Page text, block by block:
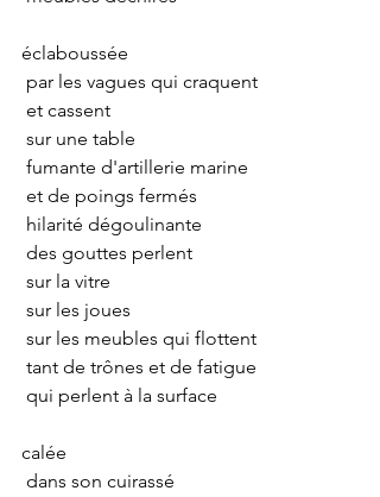
éclaboussée
par les vagues qui craquent
et cassent
sur une table
fumante d'artillerie marine
et de poings fermés
hilarité dégoulinante
des gouttes perlent
sur la vitre
sur les joues
sur les meubles qui flottent
tant de trônes et de fatigue
qui perlent à la surface
calée
dans son cuirassé